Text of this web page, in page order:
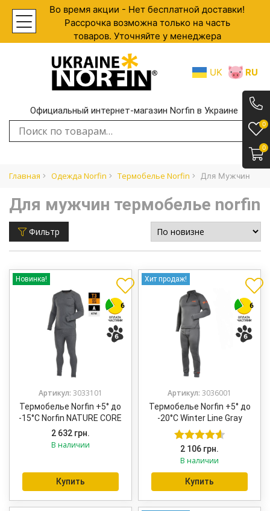
Во время акции - Нет бесплатной доставки!
Рассрочка возможна только на часть
товаров. Уточняйте у менеджера
UK RU
Официальный интернет-магазин Norfin в Украине
Искать:
Главная Одежда Norfin Термобелье Norfin Для Мужчин
0
0
Для мужчин термобелье norfin
Фильтр
Новинка!
Артикул: 3033101
Термобелье Norfin +5° до
-15°C Norfin NATURE CORE
2 632 грн.
В наличии
Купить
Хит продаж!
Артикул:3036001
Термобелье Norfin +5° до
-20°C Winter Line Gray
Оценка
4.63из 5
2 106 грн.
В наличии
Купить